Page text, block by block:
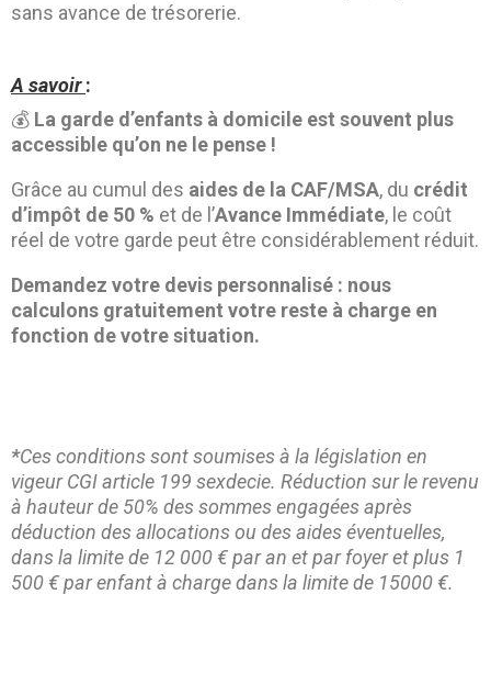
sans avance de trésorerie.
A savoir :
💰 La garde d’enfants à domicile est souvent plus
accessible qu’on ne le pense !
Grâce au cumul des aides de la CAF/MSA, du crédit
d’impôt de 50 % et de l’Avance Immédiate, le coût
réel de votre garde peut être considérablement réduit.
Demandez votre devis personnalisé : nous
calculons gratuitement votre reste à charge en
fonction de votre situation.
*Ces conditions sont soumises à la législation en
vigeur CGI article 199 sexdecie. Réduction sur le revenu
à hauteur de 50% des sommes engagées après
déduction des allocations ou des aides éventuelles,
dans la limite de 12 000 € par an et par foyer et plus 1
500 € par enfant à charge dans la limite de 15000 €.